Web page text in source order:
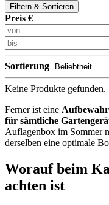
Filtern & Sortieren
Preis €
Sortierung
Keine Produkte gefunden.
Ferner ist eine
für sämtliche
Auflagenbox im Sommer
derselben eine optimale
Worauf beim
achten ist